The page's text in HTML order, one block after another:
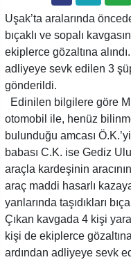
Uşak’ta aralarında
bıçaklı ve sopalı
ekiplerce gözaltına
adliyeye sevk edilen 3
gönderildi.
Edinilen bilgilere göre
otomobil ile, henüz
bulunduğu amcası
babası C.K. ise Gediz
araçla kardeşinin
araç maddi hasarlı
yanlarında taşıdıkları
Çıkan kavgada 4 kişi
kişi de ekiplerce
ardından adliyeye sevk